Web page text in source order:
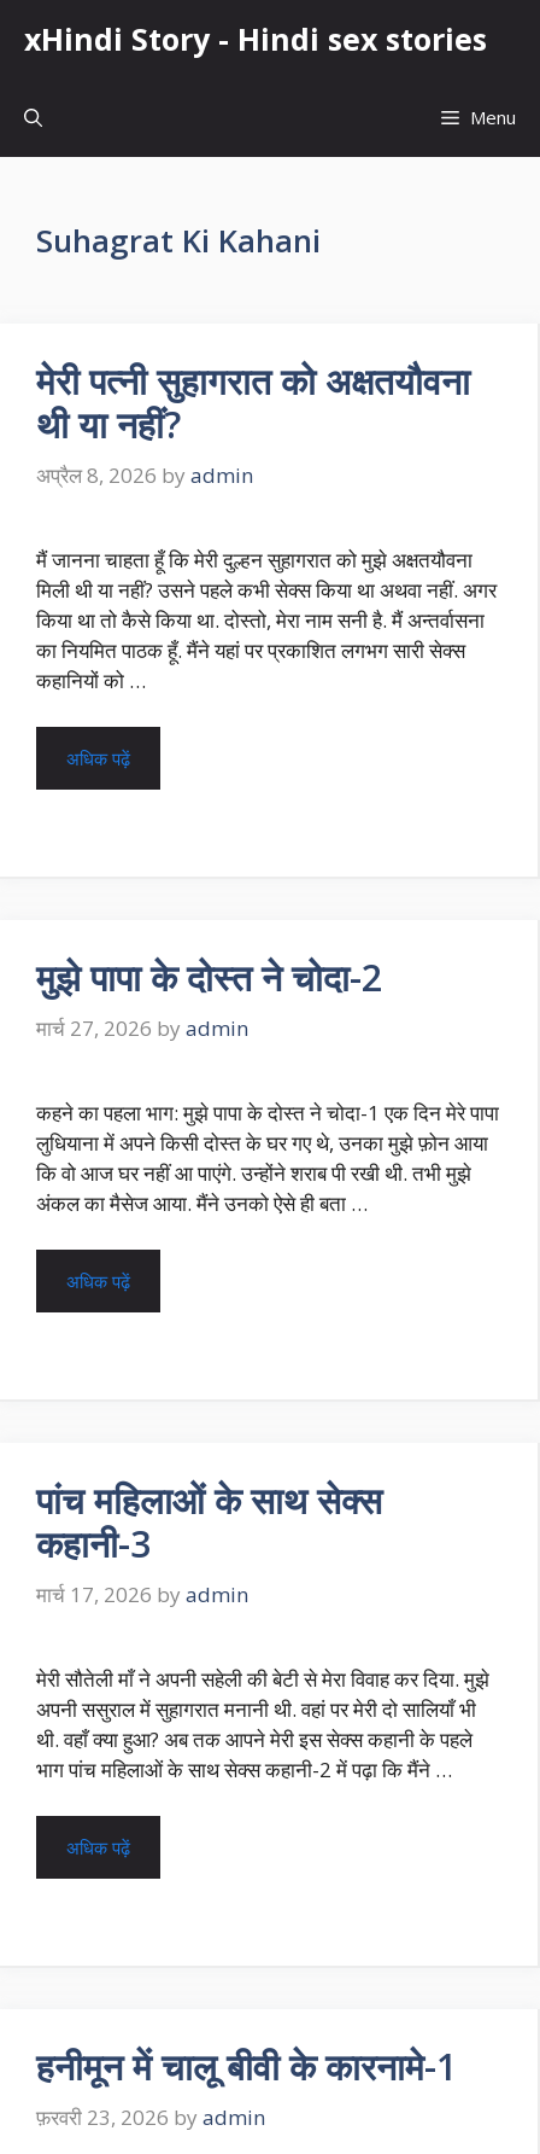
xHindi Story - Hindi sex stories
Menu
Suhagrat Ki Kahani
मेरी पत्नी सुहागरात को अक्षतयौवना
थी या नहीं?
अप्रैल 8, 2026 by admin
मैं जानना चाहता हूँ कि मेरी दुल्हन सुहागरात को मुझे अक्षतयौवना
मिली थी या नहीं? उसने पहले कभी सेक्स किया था अथवा नहीं. अगर
किया था तो कैसे किया था. दोस्तो, मेरा नाम सनी है. मैं अन्तर्वासना
का नियमित पाठक हूँ. मैंने यहां पर प्रकाशित लगभग सारी सेक्स
कहानियों को …
अधिक पढ़ें
मुझे पापा के दोस्त ने चोदा-2
मार्च 27, 2026 by admin
कहने का पहला भाग: मुझे पापा के दोस्त ने चोदा-1 एक दिन मेरे पापा
लुधियाना में अपने किसी दोस्त के घर गए थे, उनका मुझे फ़ोन आया
कि वो आज घर नहीं आ पाएंगे. उन्होंने शराब पी रखी थी. तभी मुझे
अंकल का मैसेज आया. मैंने उनको ऐसे ही बता …
अधिक पढ़ें
पांच महिलाओं के साथ सेक्स
कहानी-3
मार्च 17, 2026 by admin
मेरी सौतेली माँ ने अपनी सहेली की बेटी से मेरा विवाह कर दिया. मुझे
अपनी ससुराल में सुहागरात मनानी थी. वहां पर मेरी दो सालियाँ भी
थी. वहाँ क्या हुआ? अब तक आपने मेरी इस सेक्स कहानी के पहले
भाग पांच महिलाओं के साथ सेक्स कहानी-2 में पढ़ा कि मैंने …
अधिक पढ़ें
हनीमून में चालू बीवी के कारनामे-1
फ़रवरी 23, 2026 by admin